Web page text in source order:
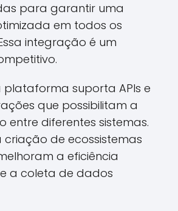
para garantir uma
em todos os
integração é um
plataforma suporta APIs e
que possibilitam a
entre diferentes sistemas.
criação de ecossistemas
a eficiência
a coleta de dados